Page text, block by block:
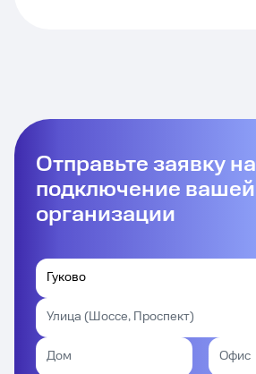
Отправьте заявку на
подключение вашей
организации